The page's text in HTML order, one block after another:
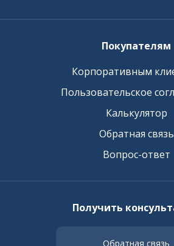
Покупателям
Корпоративным
Пользовательское
Калькулятор
Обратная связь
Вопрос-ответ
Получить
Обратная связь